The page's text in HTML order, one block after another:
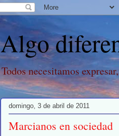
Algo
Todos necesitamos
domingo, 3 de abril de 2011
Marcianos en sociedad